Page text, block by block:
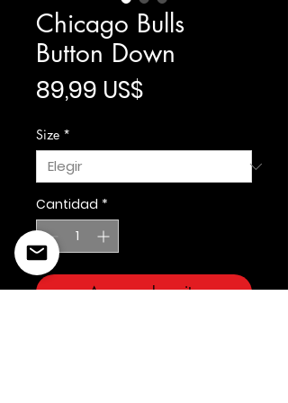
Chicago Bulls
Button Down
89,99 US$
Size *
Cantidad *
Agregar al carrito